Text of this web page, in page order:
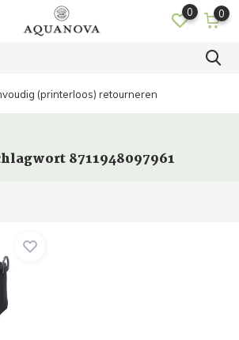
0 0
(printerloos) retourneren
8711948097961